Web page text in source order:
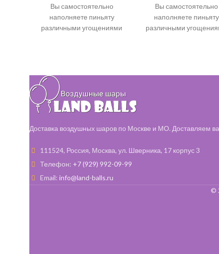
Вы самостоятельно
наполняете пиньяту
различными угощениями
Вы самостоятельно
наполняете пиньяту
различными
Доставка воздушных шаров по Москве и МО. Доставляем
111524, Россия, Москва, ул. Шверника, 17 корпус 3
Телефон: +7 (929) 992-09-99
Email: info@land-balls.ru
©